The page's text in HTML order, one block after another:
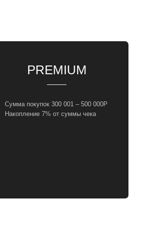
PREMIUM
Сумма покупок 300 001 – 500 000Р
Накопление 7% от суммы чека